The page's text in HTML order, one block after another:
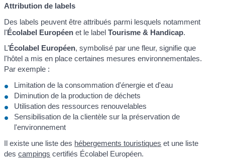
Attribution de labels
Des labels peuvent être attribués parmi lesquels notamment
l'Écolabel Européen et le labelTourisme & Handicap.
L’Écolabel Européen, symbolisé par une fleur, signifie que
l'hôtel a mis en place certaines mesures environnementales.
Par exemple :
Limitation de la consommation d'énergie et d'eau
Diminution de la production de déchets
Utilisation des ressources renouvelables
Sensibilisation de la clientèle sur la préservation de
l'environnement
Il existe une liste des hébergements touristiques et une liste
descampings certifiés Écolabel Européen.